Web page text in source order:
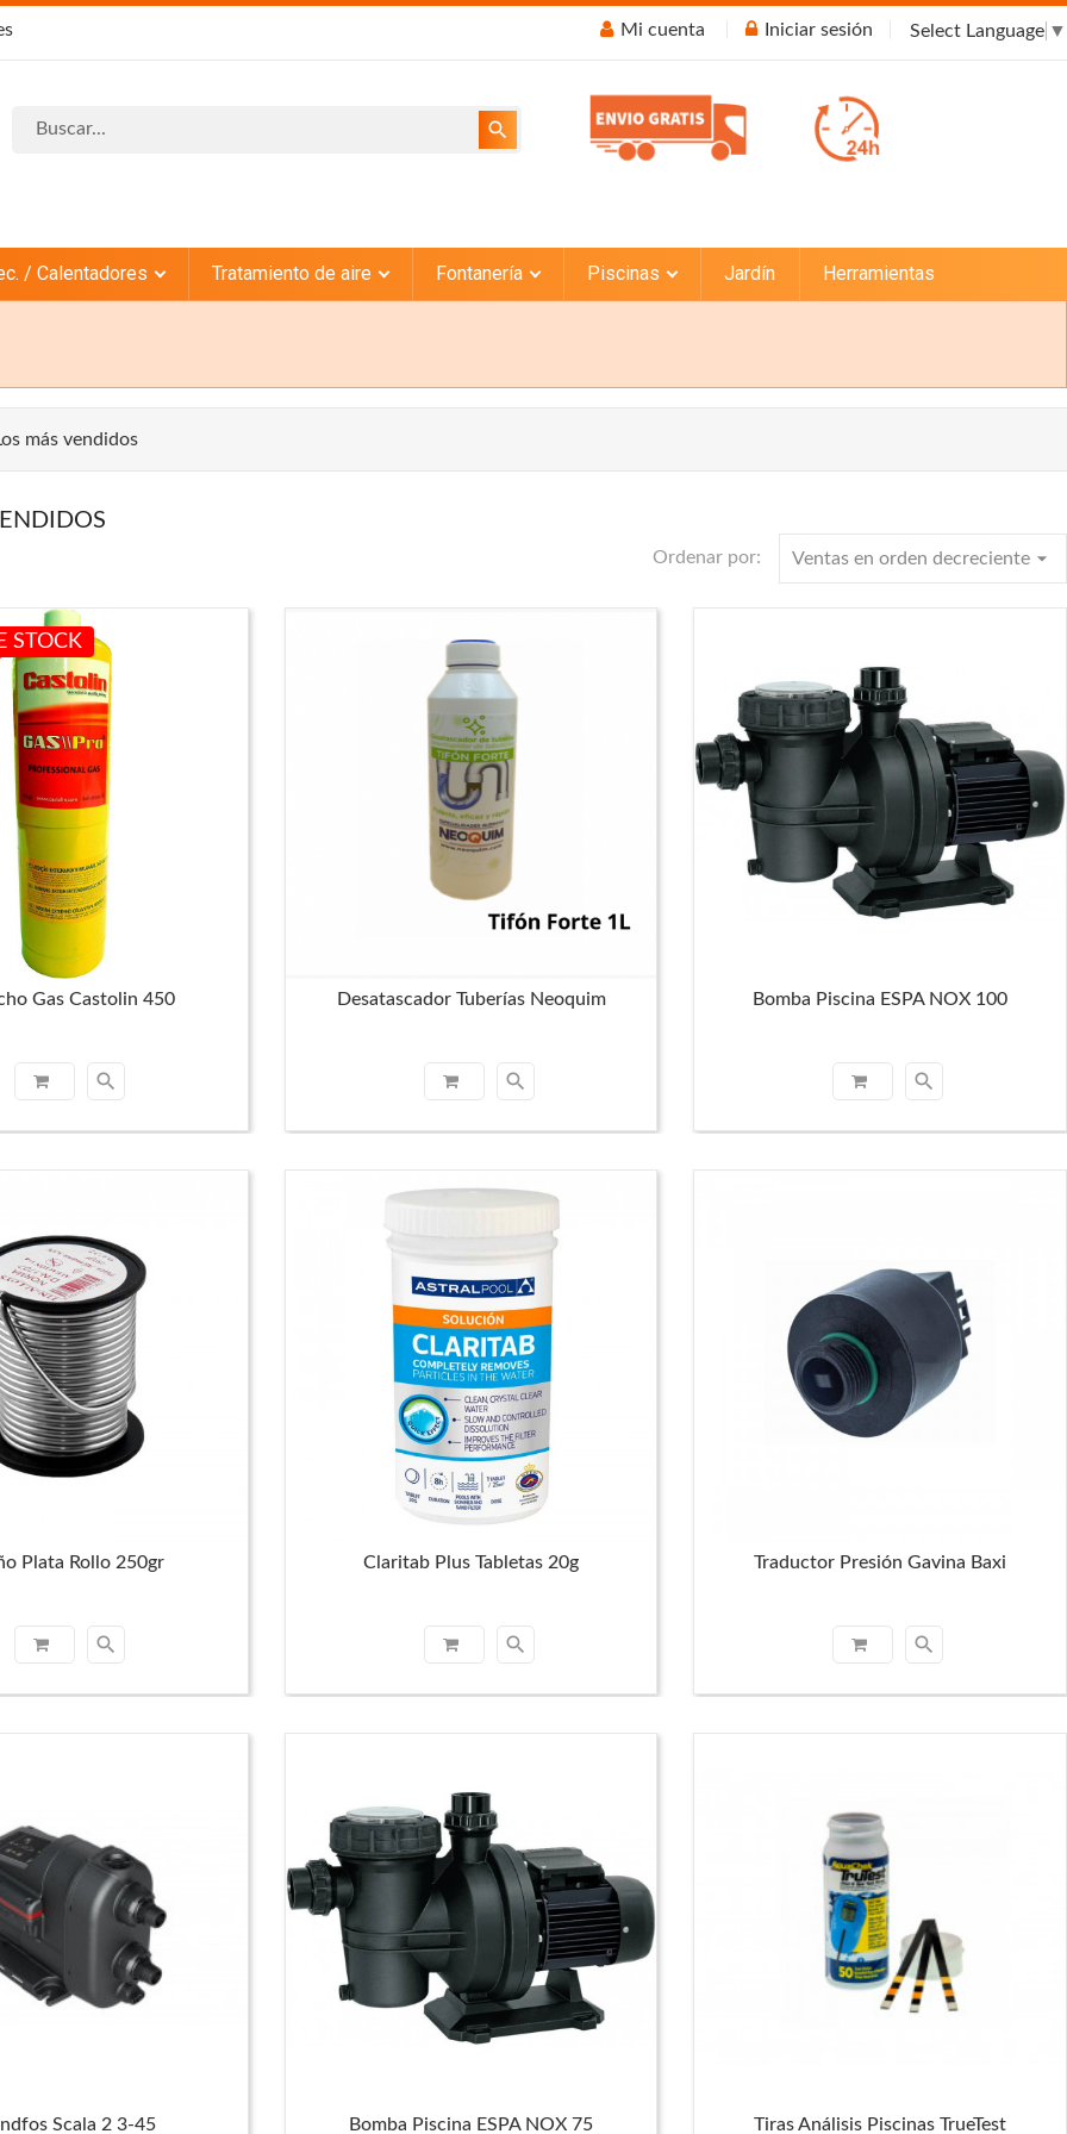
Mi cuenta Iniciar sesión Select Language ▼
search
/ Calentadores Tratamiento de aire Fontanería Piscinas Jardín Herramientas
más vendidos
Ordenar por: Ventas en orden decreciente arrow_drop_down
Gas Castolin 450
search
STOCK
Desatascador Tuberías Neoquim
search
Bomba Piscina ESPA NOX 100
search
Plata Rollo 250gr
search
Claritab Plus Tabletas 20g
search
Traductor Presión Gavina Baxi
search
Scala 2 3-45 Bomba Piscina ESPA NOX 75 Tiras Análisis Piscinas TrueTest